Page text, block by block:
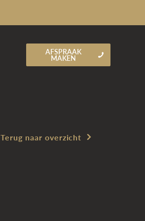
AFSPRAAK
MAKEN
Terug naar overzicht